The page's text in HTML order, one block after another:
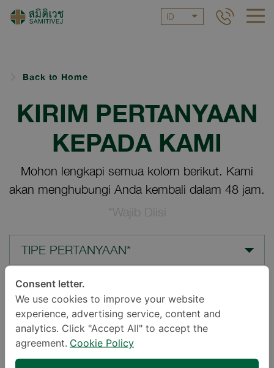
ID
Back to Home
KIRIM PERTANYAAN
KEPADA KAMI
Mohon lengkapi semua kolom berikut. Kami
akan menghubungi Anda kembali dalam 48 jam.
*Wajib Diisi
TIPE PERTANYAAN*
LOKASI*
PERTANYAAN ANDA*
Consent letter.
We use cookies to improve your website
experience, advertising service, content and
analytics. Click "Accept All" to accept the
agreement. Cookie Policy